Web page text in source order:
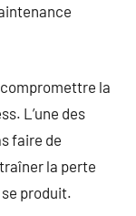
la
L’une des
faire de
la perte
produit.